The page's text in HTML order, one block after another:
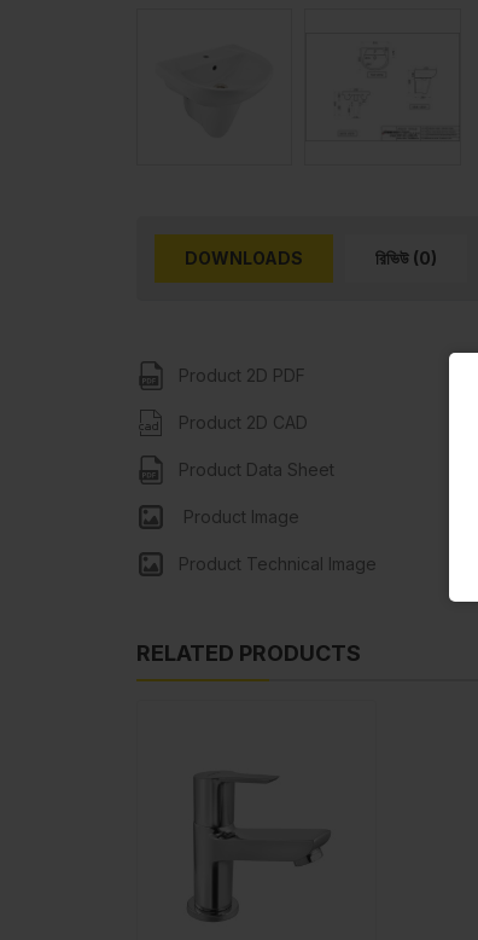
DOWNLOADS রিভিউ (0)
Product 2D PDF
Product 2D CAD
Product Data Sheet
Product Image
Product Technical Image
RELATED PRODUCTS